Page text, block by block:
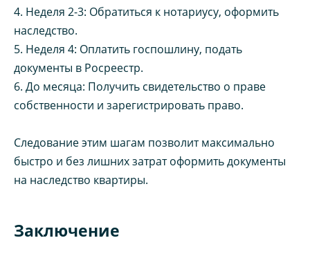
4. Неделя 2-3: Обратиться к нотариусу, оформить
наследство.
5. Неделя 4: Оплатить госпошлину, подать
документы в Росреестр.
6. До месяца: Получить свидетельство о праве
собственности и зарегистрировать право.
Следование этим шагам позволит максимально
быстро и без лишних затрат оформить документы
на наследство квартиры.
Заключение